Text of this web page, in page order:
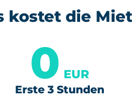
kostet die
0 EUR
Erste 3 Stunden